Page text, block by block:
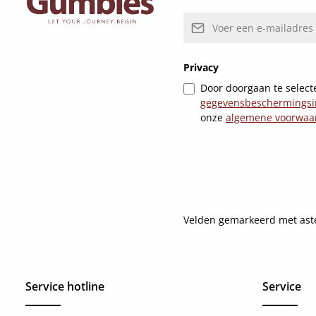
E-mailadres*
Privacy
Door doorgaan te
onze algemene
Velden gemarkeerd met
Service hotline Service